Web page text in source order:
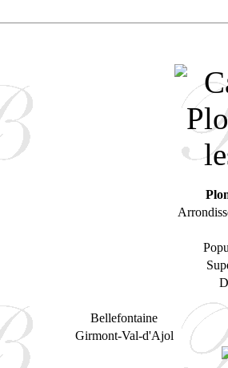
Bellefontaine
Girmont-Val-d'Ajol